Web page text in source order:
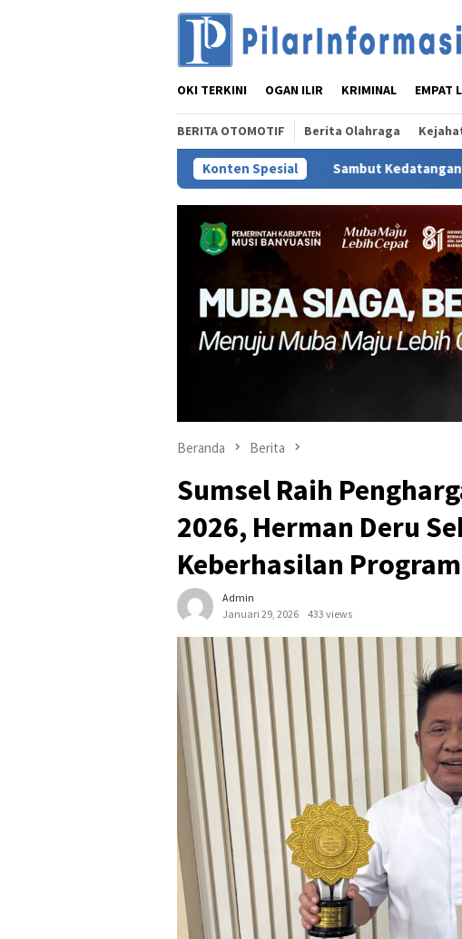
OKI TERKINI OGAN ILIR KRIMINAL EMPAT
BERITA OTOMOTIF Berita Olahraga
Konten Spesial
Sambut Kedatangan AMY, PKS Sumsel
Beranda Berita
Sumsel Raih
2026, Herman Deru
Keberhasilan
Admin
Januari 29, 2026
433 views